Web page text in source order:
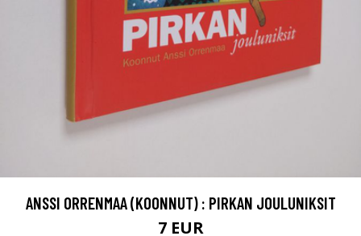
ANSSI ORRENMAA (KOONNUT) : PIRKAN JOULUNIKSIT
7 EUR